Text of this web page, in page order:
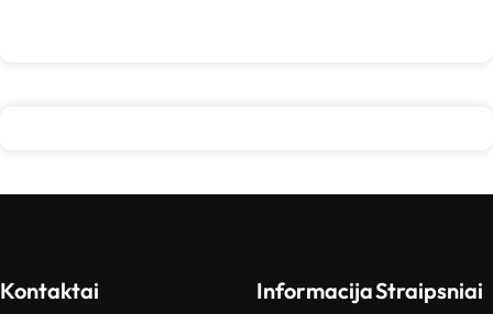
Kontaktai InformacijaStraipsniai